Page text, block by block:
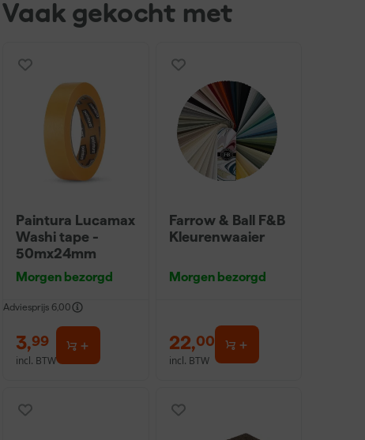
Vaak gekocht met
Paintura Lucamax
Washi tape -
50mx24mm
Morgen bezorgd
Adviesprijs 6,00
3,99
incl. BTW
Farrow & Ball F&B
Kleurenwaaier
Morgen bezorgd
22,00
incl. BTW